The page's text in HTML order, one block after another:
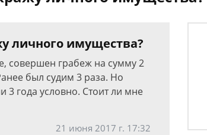
личного имущества?
совершен грабеж на сумму 2
был судим 3 раза. Но
3 года условно. Стоит ли мне
21 июня 2017 г. 17:32